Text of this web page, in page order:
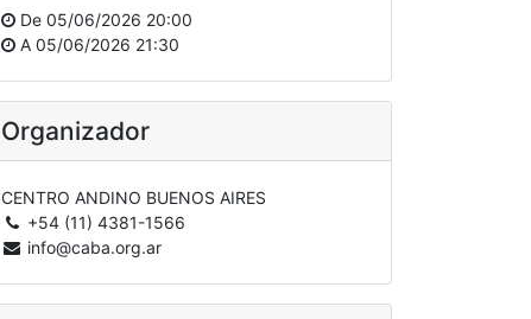
De 05/06/2026 20:00
A 05/06/2026 21:30
Organizador
CENTRO ANDINO BUENOS AIRES
+54 (11) 4381-1566
info@caba.org.ar